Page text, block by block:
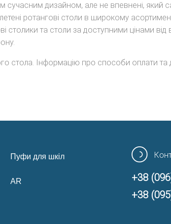
сучасним дизайном, але не впевнені, який
ротангові столи в широкому
столики та столи за доступними цінами
Інформацію про способи оплати та
Пуфи для шкіл
AR
+38
+38